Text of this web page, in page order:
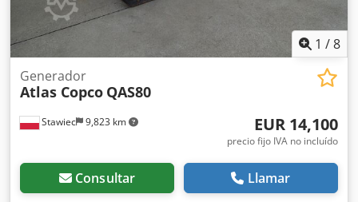
1 /8
Stawiec 9,823 km
Generador
Atlas Copco QAS80
EUR 14,100
precio fijo IVA no incluído
Consultar Llamar